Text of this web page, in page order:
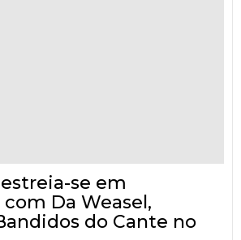
se em
Da Weasel,
do Cante no